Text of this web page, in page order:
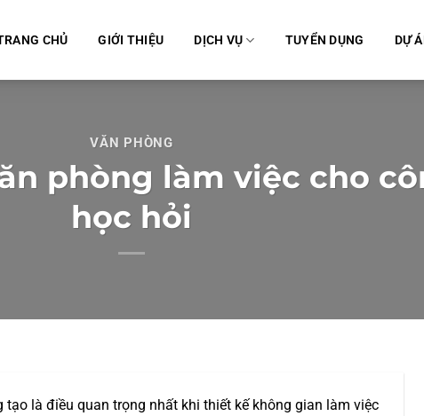
CHỦ GIỚI THIỆU DỊCH VỤ TUYỂN DỤNG DỰ
VĂN PHÒNG
phòng làm việc cho
học hỏi
là điều quan trọng nhất khi thiết kế không gian làm việc